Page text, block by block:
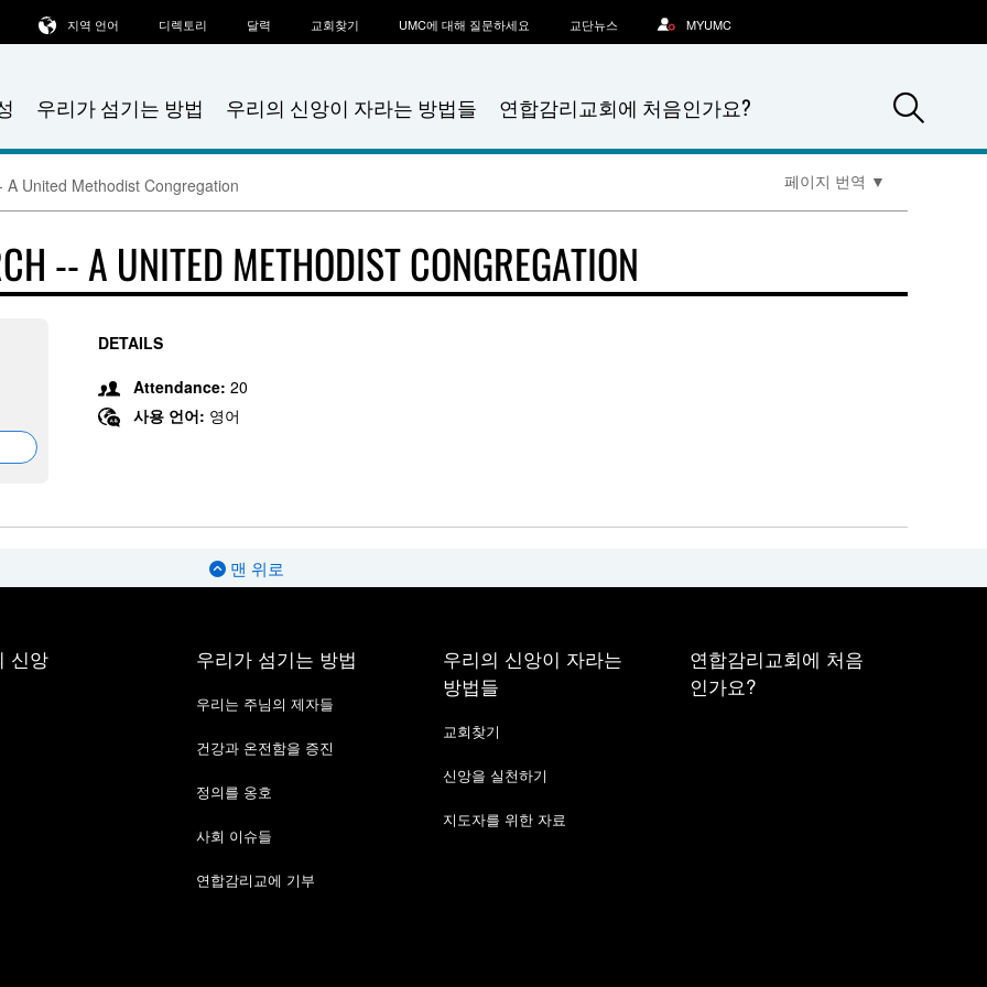
우리가 섬기는 방법 우리의 신앙이 자라는 방법들 연합감리교회에 처음인가요?
지역 언어 디렉토리 달력 교회찾기 UMC에 대해 질문하세요 교단뉴스 MYUMC
United Methodist Congregation 페이지 번역 ▼
-- A UNITED METHODIST CONGREGATION
DETAILS
Attendance: 20
사용 언어: 영어
맨 위로
신앙 우리가 섬기는 방법
우리는 주님의 제자들
건강과 온전함을 증진
정의를 옹호
사회 이슈들
연합감리교에 기부
우리의 신앙이 자라는
방법들
교회찾기
신앙을 실천하기
지도자를 위한 자료
연합감리교회에 처음
인가요?